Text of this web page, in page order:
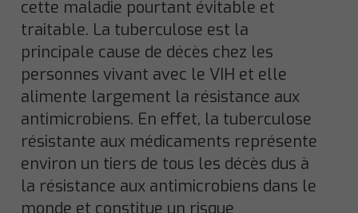
cette maladie pourtant évitable et
traitable. La tuberculose est la
principale cause de décès chez les
personnes vivant avec le VIH et elle
alimente largement la résistance aux
antimicrobiens. En effet, la tuberculose
résistante aux médicaments représente
environ un tiers de tous les décès dus à
la résistance aux antimicrobiens dans le
monde et constitue un risque